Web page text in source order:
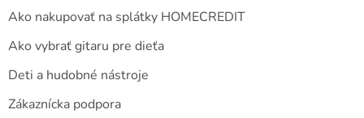
Ako nakupovať na splátky HOMECREDIT
Ako vybrať gitaru pre dieťa
Deti a hudobné nástroje
Zákaznícka podpora